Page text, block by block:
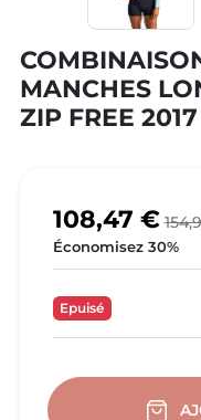
MANCHES
ZIP FREE 2017
108,47 €
Économisez 30%
Epuisé